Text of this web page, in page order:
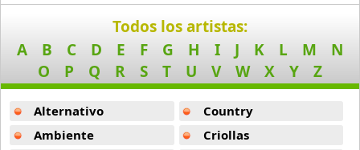
Amatsuki
20 músicas online
Angel Beats
39 músicas online
Angel Heart
36 músicas online
Todos los artistas:
A
B C D E F G H I J K L M
N
O
P Q R S T U V W X Y Z
Alternativo
Ambiente
Country
Criollas